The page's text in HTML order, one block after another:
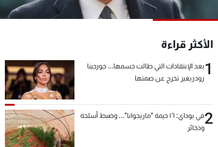
الأكثر قراءة
1بعد الإنتقادات التي طالت جسمها... جورجينا
رودريغيز تخرج عن صمتها
2
في بوداي: ١٦ خيمة "ماريجوانا"... وضبط أسلحة
وذخائر
الترددات
الإنـتـاج
سياسة الخصوصية